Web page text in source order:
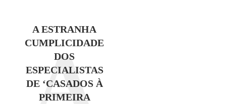
A ESTRANHA
CUMPLICIDADE
DOS
ESPECIALISTAS
DE ‘CASADOS À
PRIMEIRA